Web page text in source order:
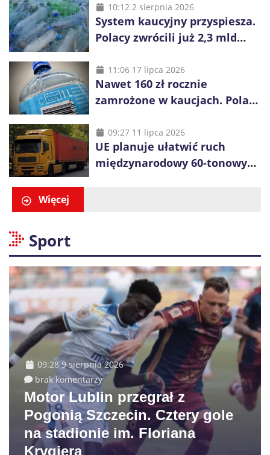
10:12 2 sierpnia 2026
System kaucyjny przyspiesza.
Polacy zwrócili już 2,3 mld
11:06 17 lipca 2026
Nawet 160 zł rocznie
zamrożone w kaucjach. Polacy
vouchery
09:27 11 lipca 2026
UE planuje ułatwić ruch
międzynarodowy 60-tonowych
Więcej
Sport
09:28 9 sierpnia 2026
brak komentarzy
Motor Lublin przegrał z
Pogonią Szczecin. Cztery gole
na stadionie im. Floriana
Krygiera